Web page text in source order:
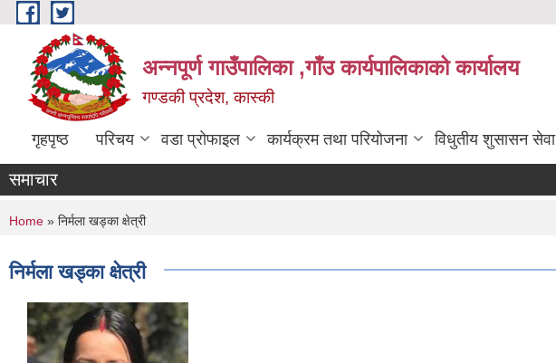
Skip to main content
अन्नपूर्ण गाउँपालिका ,गाँउ कार्यपालिकाको कार्यालय
गण्डकी प्रदेश, कास्की
गृहपृष्ठ परिचय वडा प्रोफाइल कार्यक्रम तथा परियोजना विधुतीय शुसासन सेवा
समाचार
You are here
Home » निर्मला खड्का क्षेत्री
निर्मला खड्का क्षेत्री